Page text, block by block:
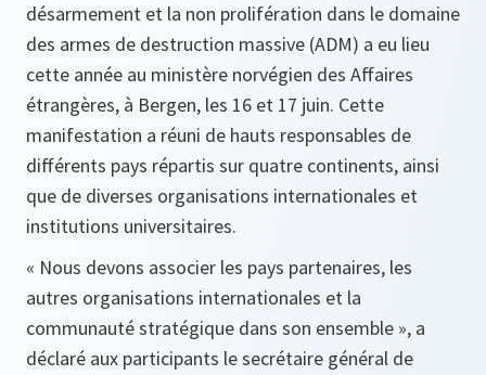
désarmement et la non prolifération dans le domaine
des armes de destruction massive (ADM) a eu lieu
cette année au ministère norvégien des Affaires
étrangères, à Bergen, les 16 et 17 juin. Cette
manifestation a réuni de hauts responsables de
différents pays répartis sur quatre continents, ainsi
que de diverses organisations internationales et
institutions universitaires.
« Nous devons associer les pays partenaires, les
autres organisations internationales et la
communauté stratégique dans son ensemble », a
déclaré aux participants le secrétaire général de